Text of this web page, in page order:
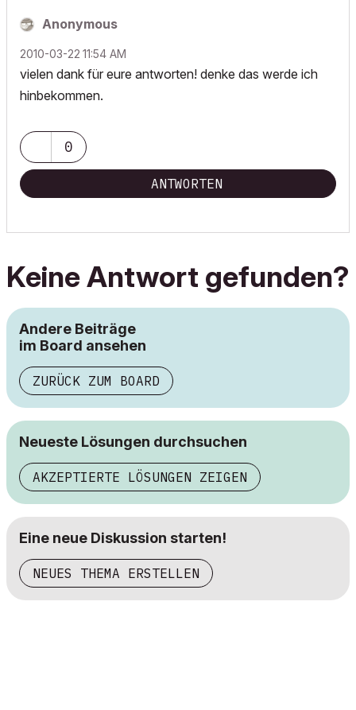
Anonymous
‎2010-03-22 11:54 AM
vielen dank für eure antworten! denke das werde ich
hinbekommen.
0
ANTWORTEN
Keine Antwort gefunden?
Andere Beiträge
im Board ansehen
ZURÜCK ZUM BOARD
Neueste Lösungen durchsuchen
AKZEPTIERTE LÖSUNGEN ZEIGEN
Eine neue Diskussion starten!
NEUES THEMA ERSTELLEN